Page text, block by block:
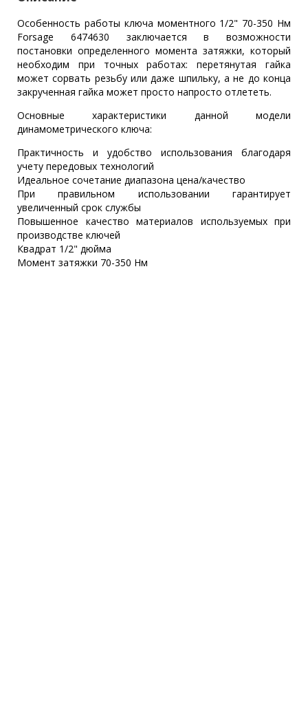
Особенность работы ключа моментного 1/2" 70-350 Нм
Forsage 6474630 заключается в возможности
постановки определенного момента затяжки, который
необходим при точных работах: перетянутая гайка
может сорвать резьбу или даже шпильку, а не до конца
закрученная гайка может просто напросто отлететь.
Основные характеристики данной модели
динамометрического ключа:
Практичность и удобство использования благодаря
учету передовых технологий
Идеальное сочетание диапазона цена/качество
При правильном использовании гарантирует
увеличенный срок службы
Повышенное качество материалов используемых при
производстве ключей
Квадрат 1/2" дюйма
Момент затяжки 70-350 Нм